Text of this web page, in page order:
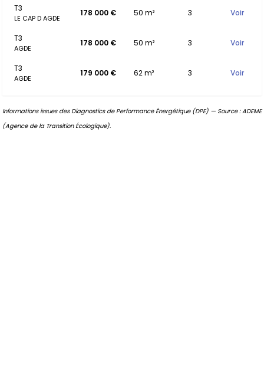
T3
LE CAP D AGDE
178 000 € 50 m² 3 Voir
T3
AGDE
178 000 € 50 m² 3 Voir
T3
AGDE
179 000 € 62 m² 3 Voir
Informations issues des Diagnostics de Performance Énergétique (DPE) — Source : ADEME
(Agence de la Transition Écologique).